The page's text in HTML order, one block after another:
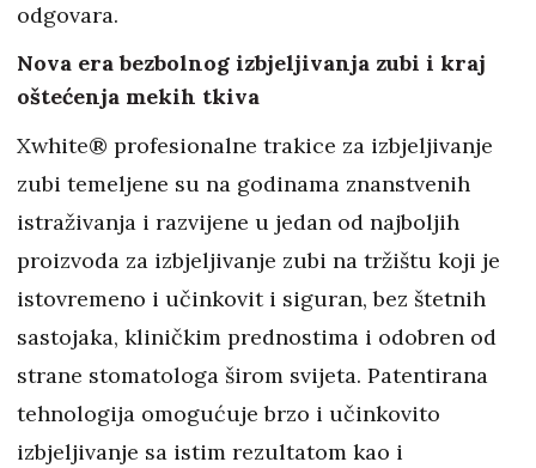
odgovara.
Nova era bezbolnog izbjeljivanja zubi i kraj
oštećenja mekih tkiva
Xwhite® profesionalne trakice za izbjeljivanje
zubi temeljene su na godinama znanstvenih
istraživanja i razvijene u jedan od najboljih
proizvoda za izbjeljivanje zubi na tržištu koji je
istovremeno i učinkovit i siguran, bez štetnih
sastojaka, kliničkim prednostima i odobren od
strane stomatologa širom svijeta. Patentirana
tehnologija omogućuje brzo i učinkovito
izbjeljivanje sa istim rezultatom kao i